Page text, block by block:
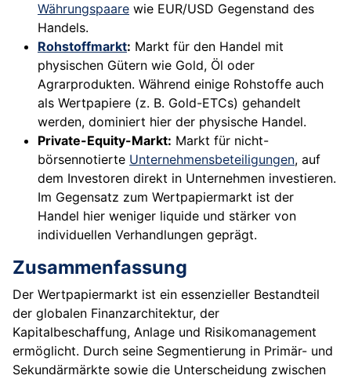
Währungspaare wie EUR/USD Gegenstand des
Handels.
Rohstoffmarkt: Markt für den Handel mit
physischen Gütern wie Gold, Öl oder
Agrarprodukten. Während einige Rohstoffe auch
als Wertpapiere (z. B. Gold-ETCs) gehandelt
werden, dominiert hier der physische Handel.
Private-Equity-Markt: Markt für nicht-
börsennotierte Unternehmensbeteiligungen, auf
dem Investoren direkt in Unternehmen investieren.
Im Gegensatz zum Wertpapiermarkt ist der
Handel hier weniger liquide und stärker von
individuellen Verhandlungen geprägt.
Zusammenfassung
Der Wertpapiermarkt ist ein essenzieller Bestandteil
der globalen Finanzarchitektur, der
Kapitalbeschaffung, Anlage und Risikomanagement
ermöglicht. Durch seine Segmentierung in Primär- und
Sekundärmärkte sowie die Unterscheidung zwischen